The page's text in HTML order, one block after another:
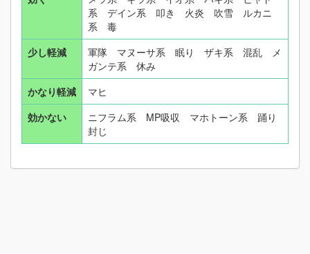
系 デイン系 叩き 火炎 吹雪 ルカニ
系 毒
少し軽減
軍隊 マヌーサ系 眠り ザキ系 混乱 メ
ガンテ系 休み
かなり軽減
マヒ
効かない
ニフラム系 MP吸収 マホトーン系 踊り
封じ